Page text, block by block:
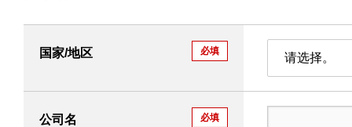
国家/地区 必填 请选择。
公司名 必填